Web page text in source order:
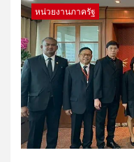
หน่วยงานภาครัฐ